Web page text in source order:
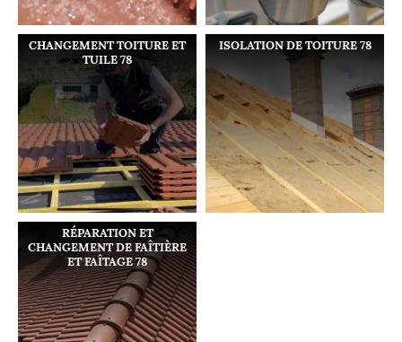
CHANGEMENT TOITURE ET
TUILE 78
ISOLATION DE TOITURE 78
RÉPARATION ET
CHANGEMENT DE FAÎTIÈRE
ET FAÎTAGE 78